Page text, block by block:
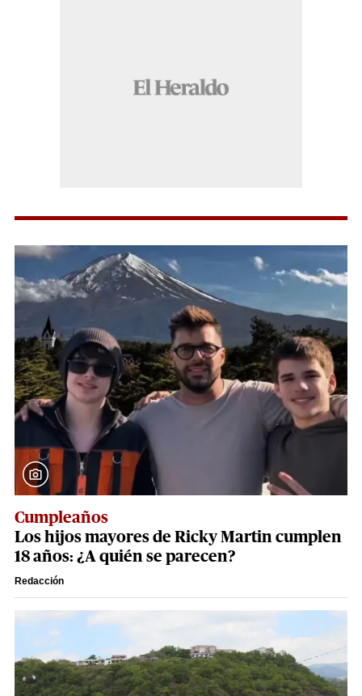
Cumpleaños
Los hijos mayores de Ricky Martin cumplen
18 años: ¿A quién se parecen?
Redacción